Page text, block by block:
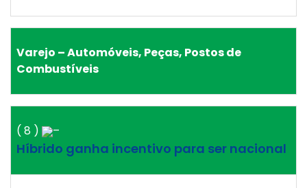
Varejo – Automóveis, Peças, Postos de
Combustíveis
( 8 ) –
Híbrido ganha incentivo para ser nacional